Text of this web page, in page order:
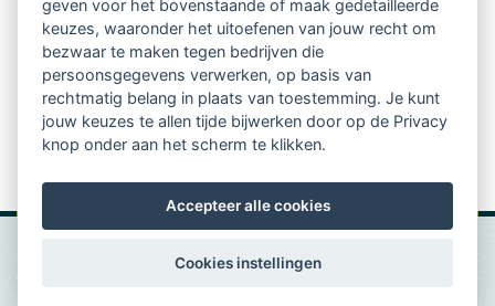
Beroepsregistratie (LVSC keurmerk)
Lid worden van LVSC
geven voor het bovenstaande of maak gedetailleerde
keuzes, waaronder het uitoefenen van jouw recht om
bezwaar te maken tegen bedrijven die
persoonsgegevens verwerken, op basis van
rechtmatig belang in plaats van toestemming. Je kunt
jouw keuzes te allen tijde bijwerken door op de Privacy
knop onder aan het scherm te klikken.
Accepteer alle cookies
Cookies instellingen